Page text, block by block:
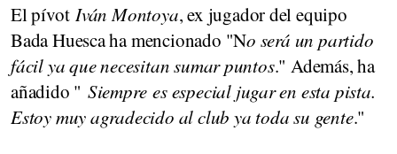
El pívotIván Montoya, ex jugador del equipo
Bada Huesca ha mencionado "No será un partido
fácil ya que necesitan sumar puntos." Además, ha
añadido " Siemprees especial jugaren esta pista.
Estoy muy agradecido al club ya toda su gente."